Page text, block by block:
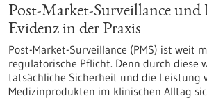
Post-Market-Surveillance und
Evidenz in der Praxis
Post-Market-Surveillance (PMS) ist weit
regulatorische Pflicht. Denn durch diese
tatsächliche Sicherheit und die Leistung
Medizinprodukten im klinischen Alltag